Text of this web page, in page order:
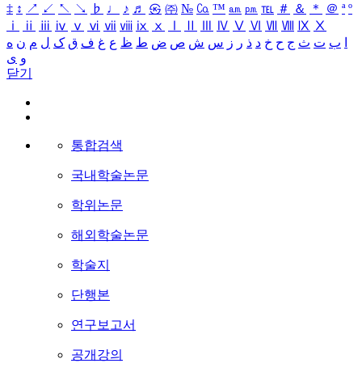
‡ ↕ ↗ ↙ ↖ ↘ ♭ ♩ ♪ ♬ ㉿ ㈜ № ㏇ ™ ㏂ ㏘ ℡ ＃ ＆ ＊ ＠ ª º
ⅰ
ⅱ ⅲ ⅳ ⅴ ⅵ ⅶ ⅷ ⅸ ⅹ Ⅳ Ⅴ Ⅵ Ⅶ Ⅷ Ⅸ Ⅹ
ب ت ث ج ح خ د ذ ر ز س ش ص ض ط ظ ع غ ف ق ک ل م ن ه
و ی
닫기
통합검색
국내학술논문
학위논문
해외학술논문
학술지
단행본
연구보고서
공개강의